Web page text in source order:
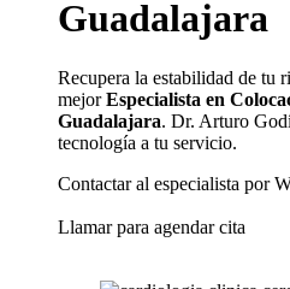
Guadalajara
Recupera la estabilidad de tu
mejorEspecialista en
Guadalajara. Dr. Arturo
tecnología a tu servicio.
Contactar al especialista por
Llamar para agendar cita